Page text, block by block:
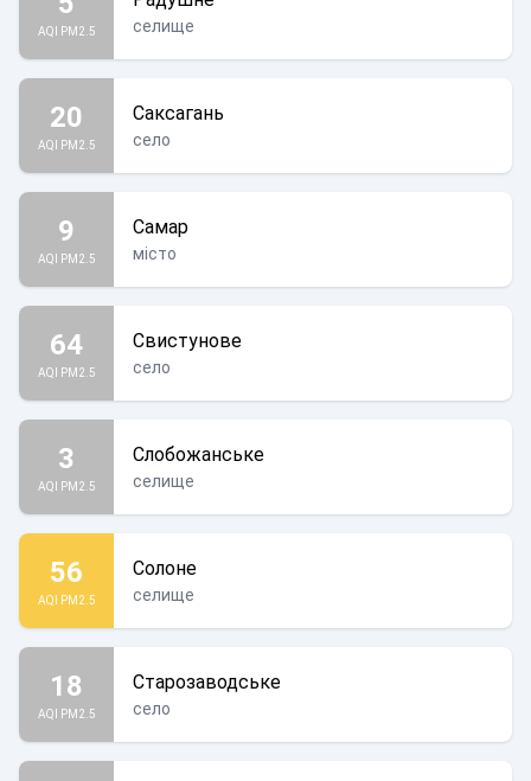
AQI PM2.5 селище
20
AQI PM2.5
Саксагань
село
9
AQI PM2.5
Самар
місто
64
AQI PM2.5
Свистунове
село
3
AQI PM2.5
Слобожанське
селище
56
AQI PM2.5
Солоне
селище
18
AQI PM2.5
Старозаводське
село